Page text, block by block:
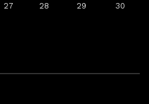
27 28 29 30